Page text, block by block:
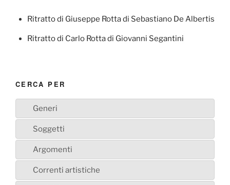
Ritratto di Giuseppe Rotta di Sebastiano De Albertis
Ritratto di Carlo Rotta di Giovanni Segantini
CERCA PER
Generi
Soggetti
Argomenti
Correnti artistiche